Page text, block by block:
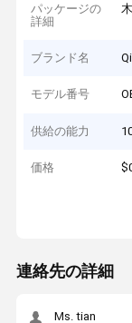
パッケージの
詳細
ブランド名
モデル番号
供給の能力
価格
連絡先の詳細
Ms. tian